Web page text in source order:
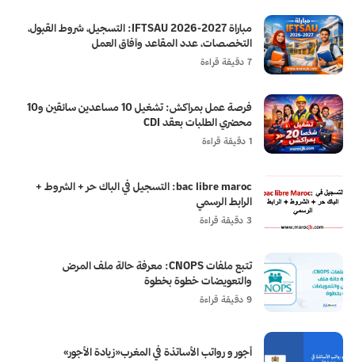
مباراة IFTSAU 2026-2027: التسجيل، شروط القبول،
التخصصات، عدد المقاعد وآفاق العمل
7 دقيقة قراءة
فرصة عمل بمراكش: تشغيل 10 مساعدين سائقين و10
محضري الطلبات بعقد CDI
1 دقيقة قراءة
bac libre maroc: التسجيل في الباك حر + الشروط +
الرابط الرسمي
3 دقيقة قراءة
تتبع ملفات CNOPS: معرفة حالة ملف المرض
والتعويضات خطوة بخطوة
9 دقيقة قراءة
أجور و رواتب الأساتذة في المغرب«زيادة الأجور»